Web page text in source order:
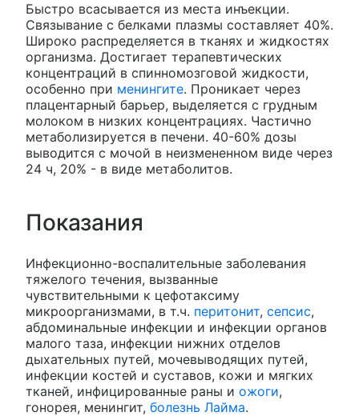
Быстро всасывается из места инъекции.
Связывание с белками плазмы составляет 40%.
Широко распределяется в тканях и жидкостях
организма. Достигает терапевтических
концентраций в спинномозговой жидкости,
особенно при менингите. Проникает через
плацентарный барьер, выделяется с грудным
молоком в низких концентрациях. Частично
метаболизируется в печени. 40-60% дозы
выводится с мочой в неизмененном виде через
24 ч, 20% - в виде метаболитов.
Показания
Инфекционно-воспалительные заболевания
тяжелого течения, вызванные
чувствительными к цефотаксиму
микроорганизмами, в т.ч. перитонит, сепсис,
абдоминальные инфекции и инфекции органов
малого таза, инфекции нижних отделов
дыхательных путей, мочевыводящих путей,
инфекции костей и суставов, кожи и мягких
тканей, инфицированные раны и ожоги,
гонорея, менингит, болезнь Лайма.